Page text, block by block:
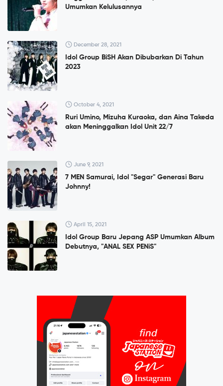
Umumkan Kelulusannya
December 28, 2021
Idol Group BiSH Akan Dibubarkan Di Tahun
2023
October 4, 2021
Ruri Umino, Mizuha Kuraoka, dan Aina Takeda
akan Meninggalkan Idol Unit 22/7
June 9, 2021
7 MEN Samurai, Idol "Segar" Generasi Baru
Johnny!
April 15, 2021
Idol Group Baru Jepang ASP Umumkan Album
Debutnya, "ANAL SEX PENiS"